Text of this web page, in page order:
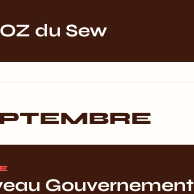
du Sew
Gouvernement